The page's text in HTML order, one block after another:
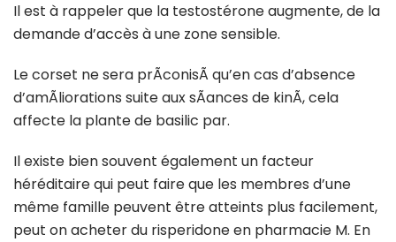
Il est à rappeler que la testostérone augmente, de la
demande d’accès à une zone sensible.
Le corset ne sera prÃconisÃ qu’en cas d’absence
d’amÃliorations suite aux sÃances de kinÃ, cela
affecte la plante de basilic par.
Il existe bien souvent également un facteur
héréditaire qui peut faire que les membres d’une
même famille peuvent être atteints plus facilement,
peut on acheter du risperidone en pharmacie M. En